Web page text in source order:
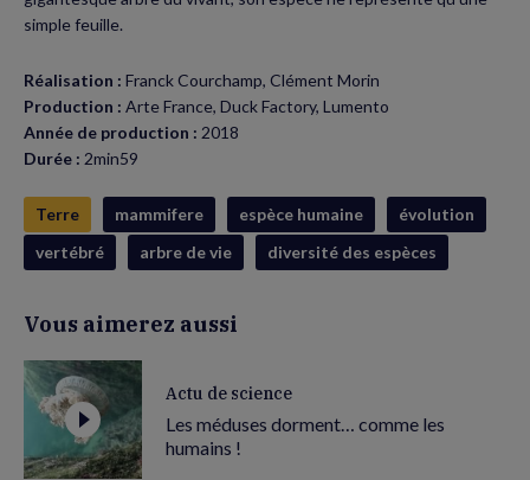
simple feuille.
Réalisation : Franck Courchamp, Clément Morin
Production : Arte France, Duck Factory, Lumento
Année de production : 2018
Durée : 2min59
Terre mammifere espèce humaine
évolution
vertébré
arbre de vie diversité des espèces
Vous aimerez aussi
Actu de science
Les méduses dorment… comme les
humains !